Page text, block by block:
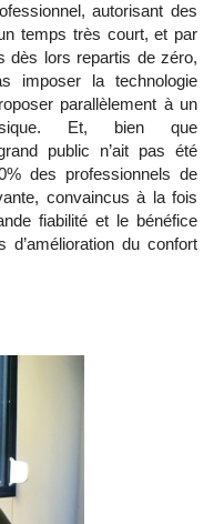
autorisant des
temps très court, et par
dès lors repartis de zéro,
imposer la technologie
parallèlement à un
Et, bien que
public n’ait pas été
des professionnels de
convaincus à la fois
fiabilité et le bénéfice
d’amélioration du confort